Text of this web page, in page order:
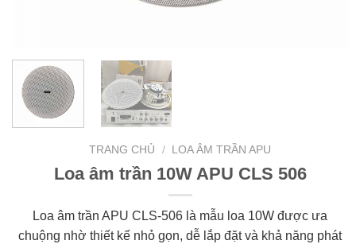
TRANG CHỦ / LOA ÂM TRẦN APU
Loa âm trần 10W APU CLS 506
Loa âm trần APU CLS-506 là mẫu loa 10W được ưa
chuộng nhờ thiết kế nhỏ gọn, dễ lắp đặt và khả năng phát